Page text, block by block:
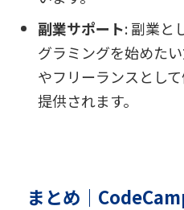
副業サポート: 副業と
グラミングを始めた
やフリーランスとし
提供されます。
まとめ｜